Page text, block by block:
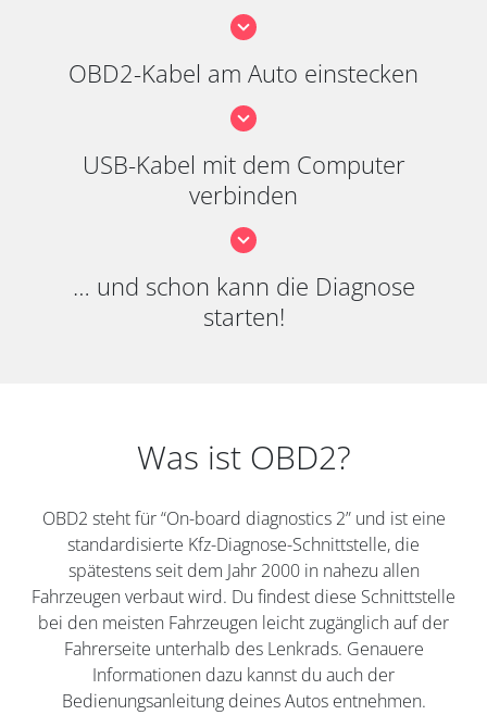
OBD2-Kabel am Auto einstecken
USB-Kabel mit dem Computer
verbinden
… und schon kann die Diagnose
starten!
Was ist OBD2?
OBD2 steht für “On-board diagnostics 2” und ist eine
standardisierte Kfz-Diagnose-Schnittstelle, die
spätestens seit dem Jahr 2000 in nahezu allen
Fahrzeugen verbaut wird. Du findest diese Schnittstelle
bei den meisten Fahrzeugen leicht zugänglich auf der
Fahrerseite unterhalb des Lenkrads. Genauere
Informationen dazu kannst du auch der
Bedienungsanleitung deines Autos entnehmen.